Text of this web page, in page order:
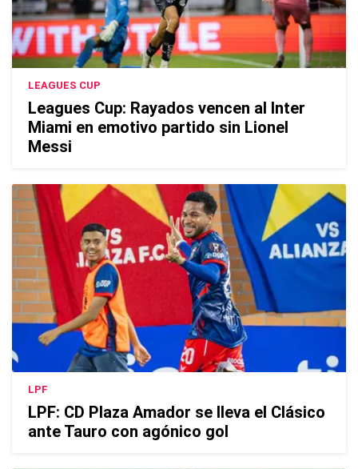
LEAGUES CUP
Leagues Cup: Rayados vencen al Inter
Miami en emotivo partido sin Lionel
Messi
LPF
LPF: CD Plaza Amador se lleva el Clásico
ante Tauro con agónico gol